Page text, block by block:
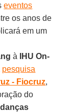
eventos
os anos de
em um
à
IHU On-
pesquisa
- Fiocruz,
do